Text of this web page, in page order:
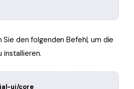
Sie den folgenden Befehl, um die
installieren.
ui/core